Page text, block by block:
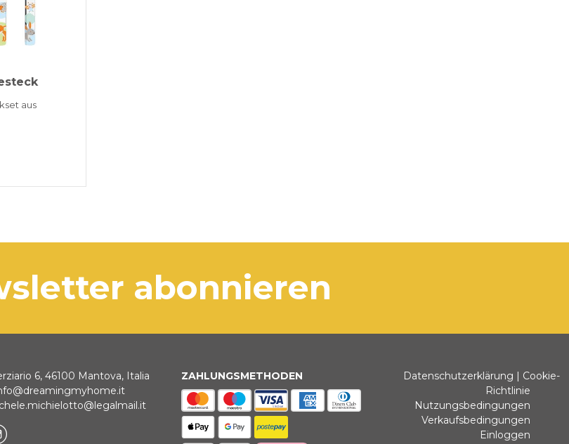
aus
abonnieren
6, 46100 Mantova, Italia
ZAHLUNGSMETHODEN Datenschutzerklärung | Cookie-
Richtlinie
Nutzungsbedingungen
Verkaufsbedingungen
Einloggen